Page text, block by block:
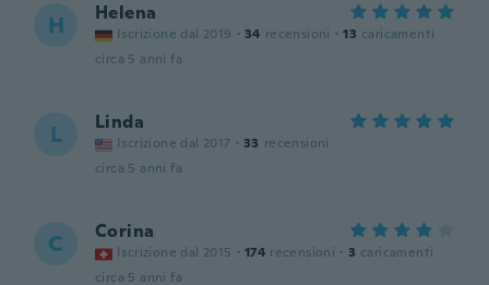
H Helena
Iscrizione dal 2019 · 34 recensioni · 13 caricamenti
circa 5 anni fa
L Linda
Iscrizione dal 2017 · 33 recensioni
circa 5 anni fa
C Corina
Iscrizione dal 2015 · 174 recensioni · 3 caricamenti
circa 5 anni fa